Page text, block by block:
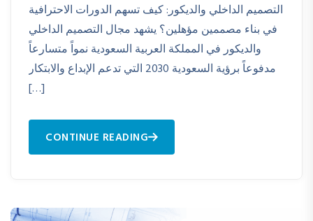
التصميم الداخلي والديكور: كيف تسهم الدورات الاحترافية
في بناء مصممين مؤهلين؟ يشهد مجال التصميم الداخلي
والديكور في المملكة العربية السعودية نمواً متسارعاً
مدفوعاً برؤية السعودية 2030 التي تدعم الإبداع والابتكار
[…]
CONTINUE READING